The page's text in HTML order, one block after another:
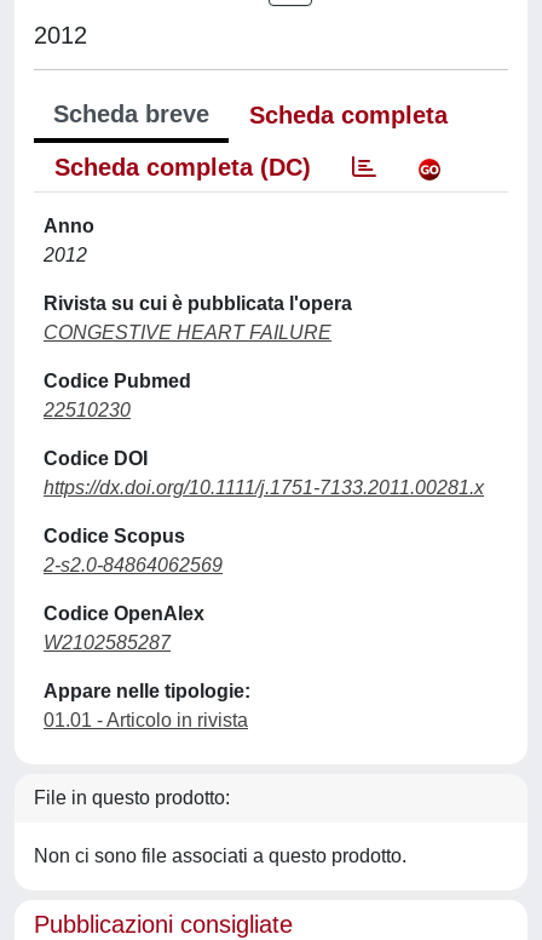
2012
Scheda breve
Scheda completa
Scheda completa (DC)
Anno
2012
Rivista su cui è pubblicata l'opera
CONGESTIVE HEART FAILURE
Codice Pubmed
22510230
Codice DOI
https://dx.doi.org/10.1111/j.1751-7133.2011.00281.x
Codice Scopus
2-s2.0-84864062569
Codice OpenAlex
W2102585287
Appare nelle tipologie:
01.01 - Articolo in rivista
File in questo prodotto:
Non ci sono file associati a questo prodotto.
Pubblicazioni consigliate